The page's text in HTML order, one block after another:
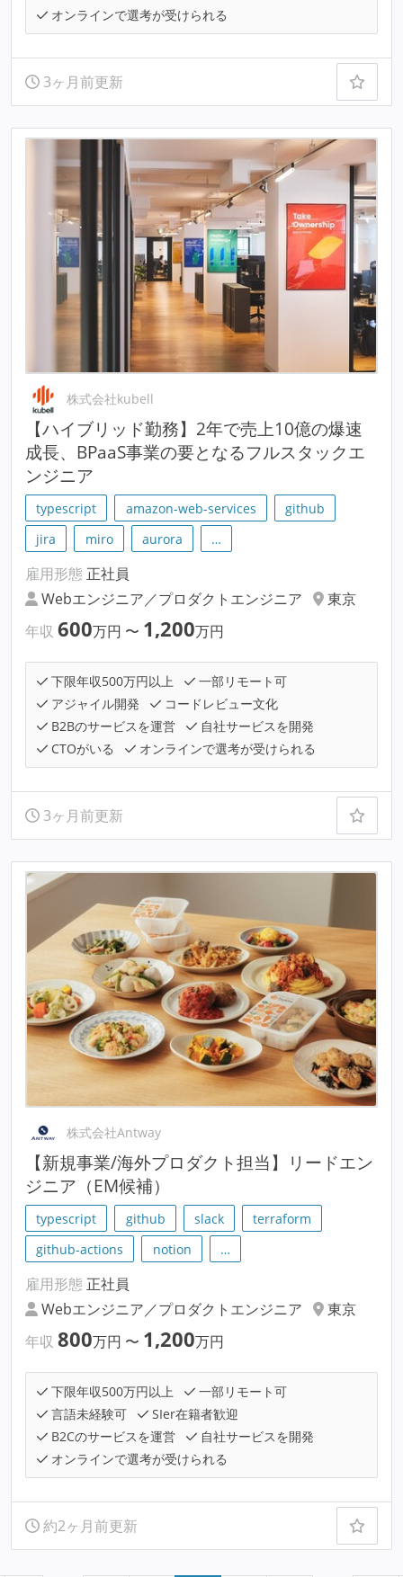
オンラインで選考が受けられる
3ヶ月前更新
株式会社kubell
【ハイブリッド勤務】2年で売上10億の爆速
成長、BPaaS事業の要となるフルスタックエ
ンジニア
typescript amazon-web-services
github
jira
miro aurora …
雇用形態 正社員
Webエンジニア／プロダクトエンジニア
東京
年収 600万円 〜 1,200万円
下限年収500万円以上
一部リモート可
アジャイル開発
コードレビュー文化
B2Bのサービスを運営
自社サービスを開発
CTOがいる
オンラインで選考が受けられる
3ヶ月前更新
株式会社Antway
【新規事業/海外プロダクト担当】リードエン
ジニア（EM候補）
typescript github slack
terraform
github-actions
notion …
雇用形態 正社員
Webエンジニア／プロダクトエンジニア
東京
年収 800万円 〜 1,200万円
下限年収500万円以上
一部リモート可
言語未経験可
SIer在籍者歓迎
B2Cのサービスを運営
自社サービスを開発
オンラインで選考が受けられる
約2ヶ月前更新